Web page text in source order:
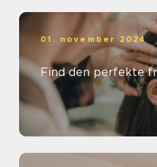
01. november 2024
Find den perfekte